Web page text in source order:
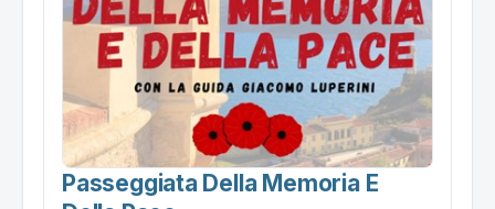
Passeggiata Della Memoria E